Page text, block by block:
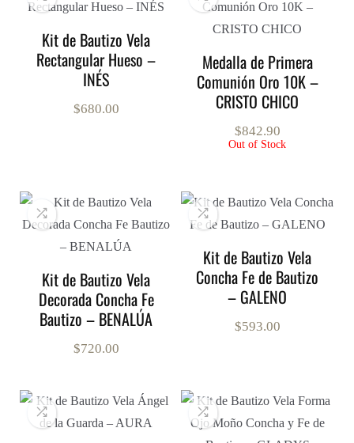
Kit de Bautizo Vela
Rectangular Hueso –
INÉS
$680.00
Medalla de Primera
Comunión Oro 10K –
CRISTO CHICO
$842.90
Out of Stock
Kit de Bautizo Vela
Decorada Concha Fe
Bautizo – BENALÚA
$720.00
Kit de Bautizo Vela
Concha Fe de Bautizo
– GALENO
$593.00